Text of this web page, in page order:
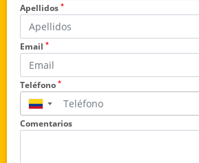
Apellidos *
Email *
Teléfono *
▼
Comentarios